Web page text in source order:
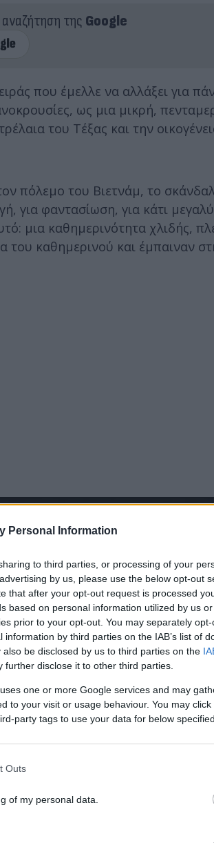
Personal Information
to third parties, or processing of your
by us, please use the below opt-out
that after your opt-out request is processed
based on personal information utilized by us
prior to your opt-out. You may separately
by third parties on the IAB’s list of
be disclosed by us to third parties on the
further disclose it to other third parties.
one or more Google services and may
to your visit or usage behaviour. You may
party tags to use your data for below
Outs
of my personal data.
της Google
που έμελλε να αλλάξει για
ως μια μικρή,
του Τέξας και την
πόλεμο του Βιετνάμ, το
για φαντασίωση, για κάτι
μια καθημερινότητα χλιδής,
του καθημερινού και έμπαιναν